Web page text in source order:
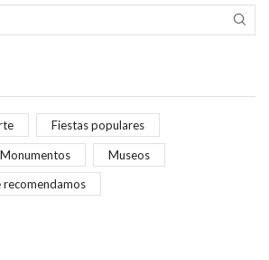
Fiestas populares
Monumentos Museos
recomendamos